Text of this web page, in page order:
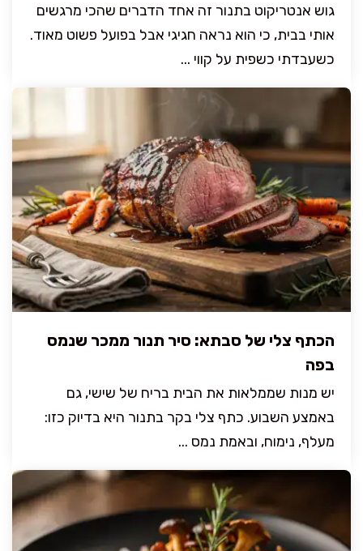
גוש אנטריקוט בתנור זה אחד הדברים שהכי מרגשים
אותי בבית, כי הוא נראה חגיגי אבל בפועל פשוט מאוד.
כשעבדתי כשפית על קווי ...
הכתף צלי של סבתא: סיר תנור ממכר שנמס
בפה
יש מנות שממלאות את הבית בריח של שישי, גם
באמצע השבוע. כתף צלי בקר בתנור היא בדיוק כזו:
מעלף, נימוח, ובאמת נמס ...